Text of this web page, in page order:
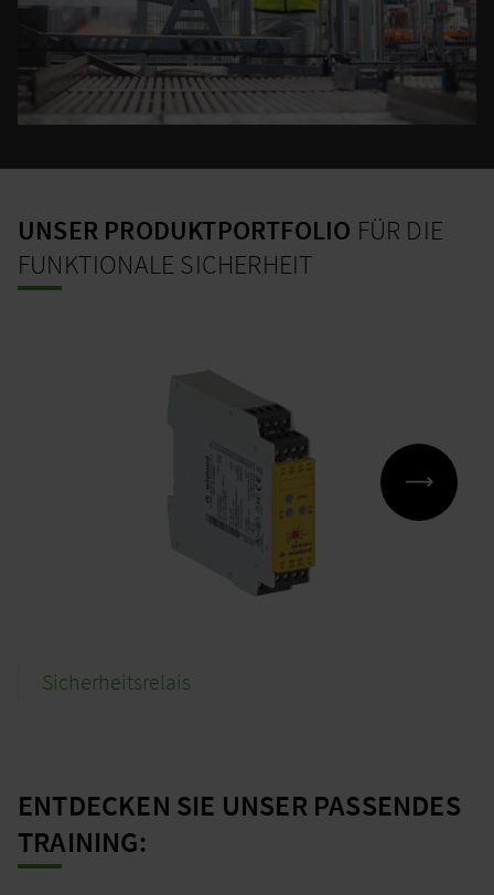
UNSER PRODUKTPORTFOLIO FÜR DIE
FUNKTIONALE SICHERHEIT
Sicherheitsrelais
ENTDECKEN SIE UNSER PASSENDES
TRAINING: